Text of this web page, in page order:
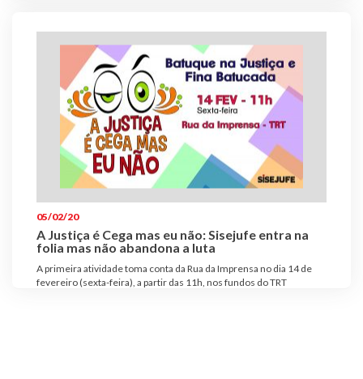
05/02/20
A Justiça é Cega mas eu não: Sisejufe entra na
folia mas não abandona a luta
A primeira atividade toma conta da Rua da Imprensa no dia 14 de
fevereiro (sexta-feira), a partir das 11h, nos fundos do TRT